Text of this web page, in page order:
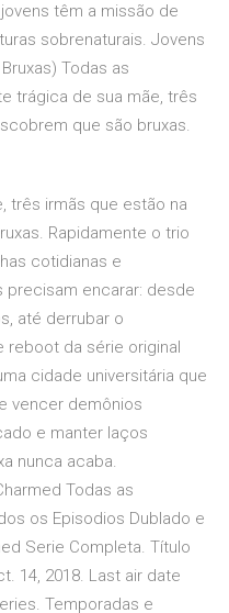
têm a missão de
sobrenaturais. Jovens
Todas as
trágica de sua mãe, três
que são bruxas.
três irmãs que estão na
Rapidamente o trio
cotidianas e
precisam encarar: desde
até derrubar o
reboot da série original
cidade universitária que
vencer demônios
e manter laços
nunca acaba.
Todas as
os Episodios Dublado e
Serie Completa. Título
14, 2018. Last air date
Temporadas e